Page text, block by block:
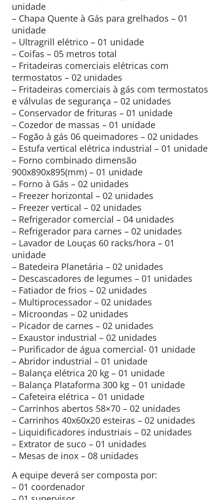
unidade
– Chapa Quente à Gás para grelhados – 01
unidade
– Ultragrill elétrico – 01 unidade
– Coifas – 05 metros total
– Fritadeiras comerciais elétricas com
termostatos – 02 unidades
– Fritadeiras comerciais à gás com termostatos
e válvulas de segurança – 02 unidades
– Conservador de frituras – 01 unidade
– Cozedor de massas – 01 unidade
– Fogão à gás 06 queimadores – 02 unidades
– Estufa vertical elétrica industrial – 01 unidade
– Forno combinado dimensão
900x890x895(mm) – 01 unidade
– Forno à Gás – 02 unidades
– Freezer horizontal – 02 unidades
– Freezer vertical – 02 unidades
– Refrigerador comercial – 04 unidades
– Refrigerador para carnes – 02 unidades
– Lavador de Louças 60 racks/hora – 01
unidade
– Batedeira Planetária – 02 unidades
– Descascadores de legumes – 01 unidades
– Fatiador de frios – 02 unidades
– Multiprocessador – 02 unidades
– Microondas – 02 unidades
– Picador de carnes – 02 unidades
– Exaustor industrial – 02 unidades
– Purificador de água comercial- 01 unidade
– Abridor industrial – 01 unidade
– Balança elétrica 20 kg – 01 unidade
– Balança Plataforma 300 kg – 01 unidade
– Cafeteira elétrica – 01 unidade
– Carrinhos abertos 58×70 – 02 unidades
– Carrinhos 40x60x20 esteiras – 02 unidades
– Liquidificadores industriais – 02 unidades
– Extrator de suco – 01 unidades
– Mesas de inox – 08 unidades
A equipe deverá ser composta por:
– 01 coordenador